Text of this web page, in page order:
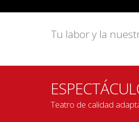
Tu labor y la
Teatro de calidad
"Tema atractivo para